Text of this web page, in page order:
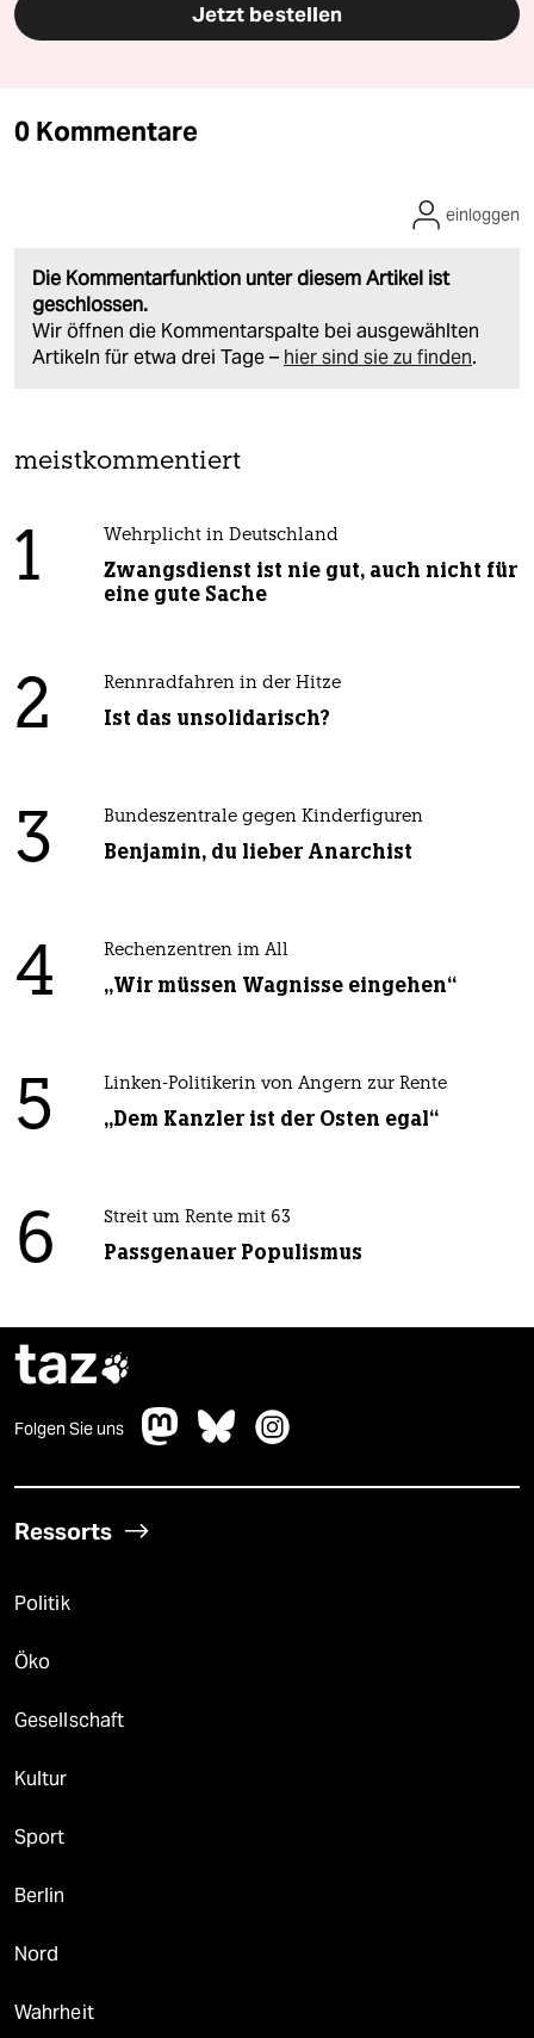
Jetzt bestellen
0 Kommentare
Die Kommentarfunktion unter diesem Artikel ist
geschlossen.
Wir öffnen die Kommentarspalte bei ausgewählten
Artikeln für etwa drei Tage – hier sind sie zu finden.
einloggen
meistkommentiert
1 Wehrplicht in Deutschland
Zwangsdienst ist nie gut, auch nicht für
eine gute Sache
2 Rennradfahren in der Hitze
Ist das unsolidarisch?
3 Bundeszentrale gegen Kinderfiguren
Benjamin, du lieber Anarchist
4 Rechenzentren im All
„Wir müssen Wagnisse eingehen“
5 Linken-Politikerin von Angern zur Rente
„Dem Kanzler ist der Osten egal“
6 Streit um Rente mit 63
Passgenauer Populismus
taz
Folgen Sie uns
Ressorts
Politik
Öko
Gesellschaft
Kultur
Sport
Berlin
Nord
Wahrheit